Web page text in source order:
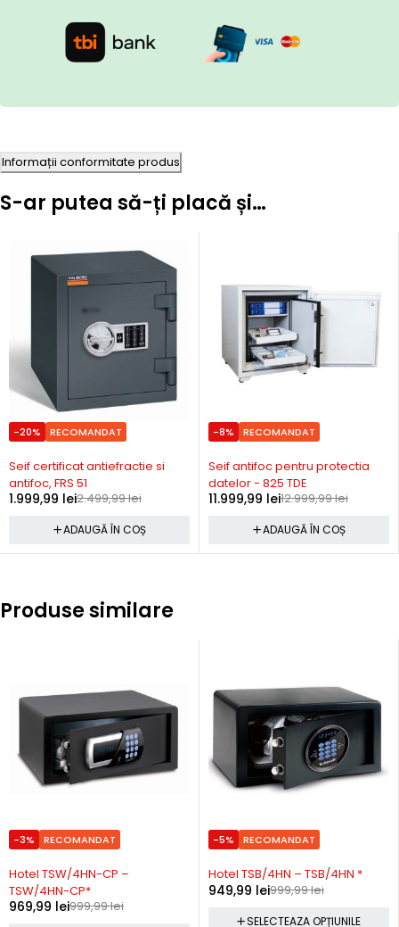
Informații conformitate produs
S-ar putea să-ți placă și…
-20% RECOMANDAT
Precomanda
Seif certificat antiefractie si
antifoc, FRS 51
2.499,99lei
1.999,99 lei
ADAUGĂ ÎN COȘ
-8% RECOMANDAT
Precomanda
Seif antifoc pentru protectia
datelor - 825 TDE
12.999,99lei
11.999,99 lei
ADAUGĂ ÎN COȘ
Produse similare
-3% RECOMANDAT
Precomanda
Hotel TSW/4HN-CP –
TSW/4HN-CP*
999,99lei
969,99 lei
-5% RECOMANDAT
Precomanda
Hotel TSB/4HN – TSB/4HN *
999,99lei
949,99 lei
SELECTEAZA OPȚIUNILE